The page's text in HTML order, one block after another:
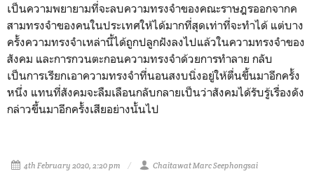
เป็นความพยายามที่จะลบความทรงจำของคณะราษฎรออกจากค
สามทรงจำของคนในประเทศให้ได้มากที่สุดเท่าที่จะทำได้ แต่บาง
ครั้งความทรงจำเหล่านี้ได้ถูกปลูกฝังลงไปแล้วในความทรงจำของ
สังคม และการกวนตะกอนความทรงจำด้วยการทำลาย กลับ
เป็นการเรียกเอาความทรงจำที่นอนสงบนิ่งอยู่ให้ตื่นขึ้นมาอีกครั้ง
หนึ่ง แทนที่สังคมจะลืมเลือนกลับกลายเป็นว่าสังคมได้รับรู้เรื่องดัง
กล่าวขึ้นมาอีกครั้งเสียอย่างนั้นไป
4th February 2020, 2:20 pm Chaitawat Marc Seephongsai